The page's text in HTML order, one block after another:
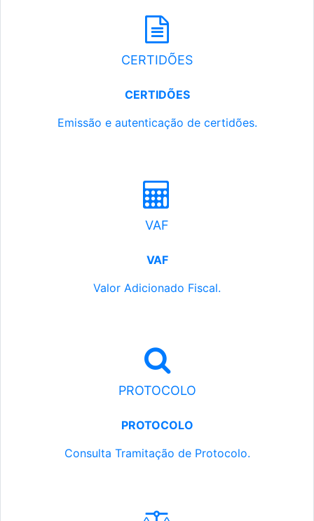
CERTIDÕES
CERTIDÕES
Emissão e autenticação de certidões.
VAF
VAF
Valor Adicionado Fiscal.
PROTOCOLO
PROTOCOLO
Consulta Tramitação de Protocolo.